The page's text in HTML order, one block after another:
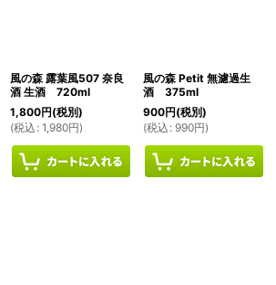
風の森 露葉風507 奈良
酒 生酒 720ml
1,800円(税別)
(税込 : 1,980円)
風の森 Petit 無濾過生
酒 375ml
900円(税別)
(税込 : 990円)